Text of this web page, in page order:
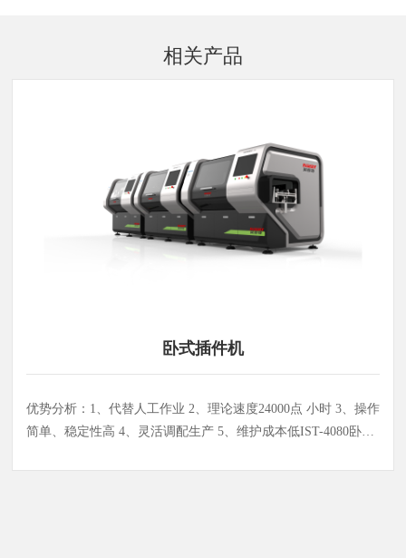
相关产品
卧式插件机
优势分析：1、代替人工作业 2、理论速度24000点 小时 3、操作
简单、稳定性高 4、灵活调配生产 5、维护成本低IST-4080卧式